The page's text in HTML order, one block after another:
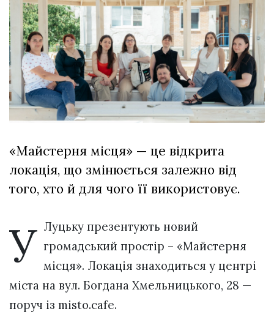
залишив у
Луцьку
три...
27 Липня 2026
706 переглядів
Всі розділи
Персона
Лайф
ZONE 18+
Контакти
Політика конфіденційності
«Майстерня місця» — це відкрита
локація, що змінюється залежно від
того, хто й для чого її використовує.
У Луцьку презентують новий
громадський простір – «Майстерня
місця». Локація знаходиться у центрі
міста на вул. Богдана Хмельницького, 28 —
поруч із misto.cafe.